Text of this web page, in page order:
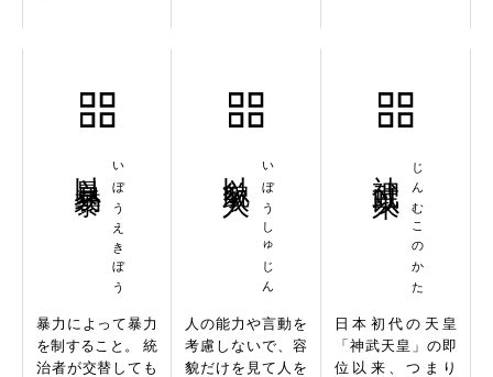
いぼうえきぼう
暴力によって暴力
を制すること。 統
治者が交替しても
いぼうしゅじん
人の能力や言動を
考慮しないで、容
貌だけを見て人を
じんむこのかた
日本初代の天皇
「神武天皇」の即
位以来、つまり